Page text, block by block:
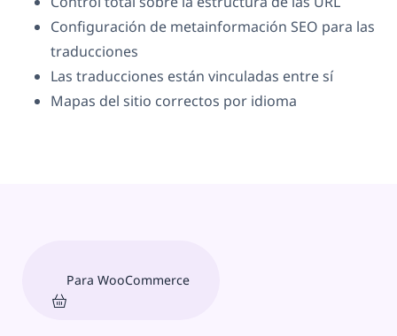
Configuración de metainformación SEO para las
traducciones
Las traducciones están vinculadas entre sí
Mapas del sitio correctos por idioma
Para WooCommerce